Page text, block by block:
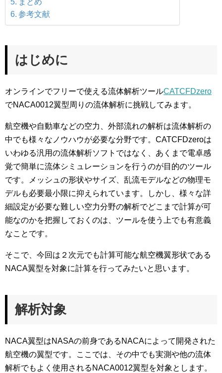
参考文献
はじめに
オンラインでフリーで使える流体解析ツールCATCFDzero
でNACA0012翼型周りの流体解析に挑戦してみます。
航空機や自動車などの空力、外部流れの解析は流体解析の
中でも様々なノウハウが必要な分野です。CATCFDzeroは
いわゆる汎用の流体解析ソフトではなく、あくまで電卓感
覚で簡単に流体シミュレーションを行うのが目的のツール
です。メッシュの形状やサイズ、乱流モデルなどの物理モ
デルも必要最小限に抑えられています。しかし、様々な詳
細設定が必要な難しい空力分野の解析でどこまで計算が可
能なのかを把握しておくのは、ツールを使う上でも有意義
なことです。
そこで、今回は２次元でも計算可能な航空機翼形状である
NACA翼型を対象に計算を行ってみたいと思います。
解析対象
NACA翼型はNASAの前身であるNACAによって開発された
航空機の翼型です。ここでは、その中でも実測や他の流体
解析でもよく使用されるNACA0012翼型を対象とします。